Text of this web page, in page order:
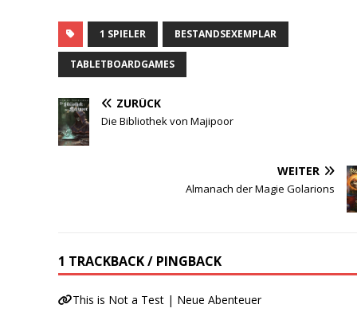
gespielt abseits von ab
und an Risiko oder
Monopoly,
dementsprechend habe
zum Brettspielhobby
gefunden. Man könnte
sich also fragen…
1 SPIELER BESTANDSEXEMPLAR
TABLETBOARDGAMES
ZURÜCK
Die Bibliothek von Majipoor
WEITER
Almanach der Magie Golarions
1 TRACKBACK / PINGBACK
This is Not a Test | Neue Abenteuer